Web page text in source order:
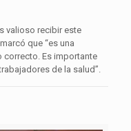
valioso recibir este
que “es una
correcto. Es importante
de la salud”.